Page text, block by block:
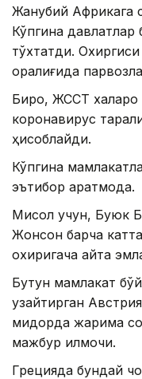
Жанубий Aфрикага
Кўпгина давлатлар
тўхтатди.
оралиғида
Бироқ, ЖССТ халқаро
коронавирус
ҳисоблайди.
Кўпгина
эътибор қаратмоқда.
Мисол учун, Буюк
Жонсон барча
охиригача қайта
Бутун мамлакат
узайтирган
миқдорда жарима
мажбур қилмоқчи.
Грецияда бундай